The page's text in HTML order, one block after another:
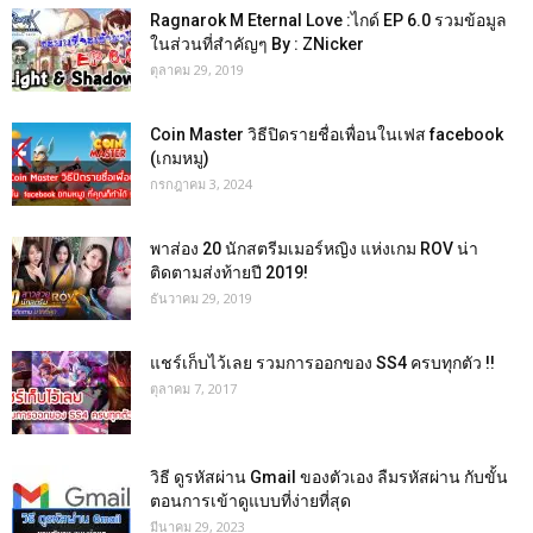
Ragnarok M Eternal Love :ไกด์ EP 6.0 รวมข้อมูล
ในส่วนที่สำคัญๆ By : ZNicker
ตุลาคม 29, 2019
Coin Master วิธีปิดรายชื่อเพื่อนในเฟส facebook
(เกมหมู)
กรกฎาคม 3, 2024
พาส่อง 20 นักสตรีมเมอร์หญิง แห่งเกม ROV น่า
ติดตามส่งท้ายปี 2019!
ธันวาคม 29, 2019
แชร์เก็บไว้เลย รวมการออกของ SS4 ครบทุกตัว !!
ตุลาคม 7, 2017
วิธี ดูรหัสผ่าน Gmail ของตัวเอง ลืมรหัสผ่าน กับขั้น
ตอนการเข้าดูแบบที่ง่ายที่สุด
มีนาคม 29, 2023